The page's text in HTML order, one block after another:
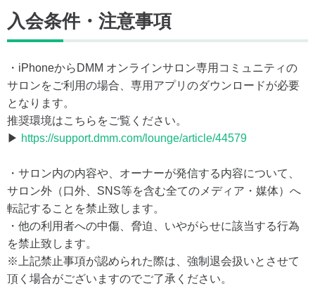
入会条件・注意事項
・iPhoneからDMM オンラインサロン専用コミュニティの
サロンをご利用の場合、専用アプリのダウンロードが必要
となります。
推奨環境はこちらをご覧ください。
▶ https://support.dmm.com/lounge/article/44579
・サロン内の内容や、オーナーが発信する内容について、
サロン外（口外、SNS等を含む全てのメディア・媒体）へ
転記することを禁止致します。
・他の利用者への中傷、脅迫、いやがらせに該当する行為
を禁止致します。
※上記禁止事項が認められた際は、強制退会扱いとさせて
頂く場合がございますのでご了承ください。